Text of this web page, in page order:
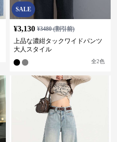
SALE
¥3,130 ¥3480(割引前)
上品な濃紺タックワイドパンツ
大人スタイル
全2色